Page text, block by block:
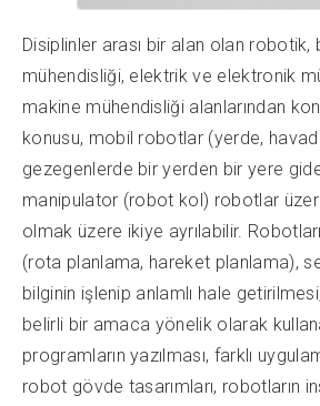
Disiplinler arası bir alan olan robotik,
mühendisliği, elektrik ve elektronik
makine mühendisliği alanlarından
konusu, mobil robotlar (yerde,
gezegenlerde bir yerden bir yere
manipulator (robot kol) robotlar
olmak üzere ikiye ayrılabilir.
(rota planlama, hareket planlama),
bilginin işlenip anlamlı hale
belirli bir amaca yönelik olarak
programların yazılması, farklı
robot gövde tasarımları, robotların